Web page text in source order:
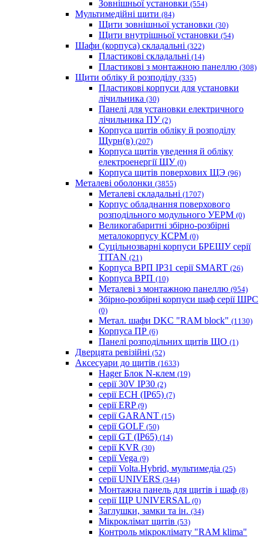
Зовнішньої установки (554)
Мультимедійні щити (84)
Щити зовнішньої установки (30)
Щити внутрішньої установки (54)
Шафи (корпуса) складальні (322)
Пластикові складальні (14)
Пластикові з монтажною панеллю (308)
Щити обліку й розподілу (335)
Пластикові корпуси для установки
лічильника (30)
Панелі для установки електричного
лічильника ПУ (2)
Корпуса щитів обліку й розподілу
Щурн(в) (207)
Корпуса щитів уведення й обліку
електроенергії ЩУ (0)
Корпуса щитів поверхових ЩЭ (96)
Металеві оболонки (3855)
Металеві складальні (1707)
Корпус обладнання поверхового
розподільного модульного УЕРМ (0)
Великогабаритні збірно-розбірні
металокорпусу КСРМ (0)
Суцільнозварні корпуси БРЕШУ серії
TITAN (21)
Корпуса ВРП IP31 серії SMART (26)
Корпуса ВРП (10)
Металеві з монтажною панеллю (954)
Збірно-розбірні корпуси шаф серії ШРС
(0)
Метал. шафи DKC "RAM block" (1130)
Корпуса ПР (6)
Панелі розподільних щитів ЩО (1)
Дверцята ревізійні (52)
Аксесуари до щитів (1633)
Hager Блок N-клем (19)
серії 30V IP30 (2)
серії ECH (IP65) (7)
серії ERP (9)
серії GARANT (15)
серії GOLF (50)
серії GT (IP65) (14)
серії KVR (30)
серії Vega (9)
серії Volta.Hybrid, мультимедіа (25)
серії UNIVERS (344)
Монтажна панель для щитів і шаф (8)
серії ЩР UNIVERSAL (0)
Заглушки, замки та ін. (34)
Мікроклімат щитів (53)
Контроль мікроклімату "RAM klima"